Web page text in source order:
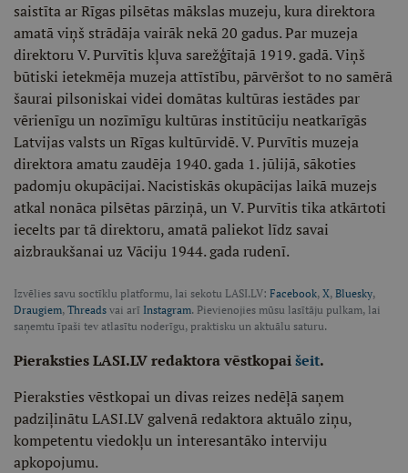
saistīta ar Rīgas pilsētas mākslas muzeju, kura direktora
amatā viņš strādāja vairāk nekā 20 gadus. Par muzeja
direktoru V. Purvītis kļuva sarežģītajā 1919. gadā. Viņš
būtiski ietekmēja muzeja attīstību, pārvēršot to no samērā
šaurai pilsoniskai videi domātas kultūras iestādes par
vērienīgu un nozīmīgu kultūras institūciju neatkarīgās
Latvijas valsts un Rīgas kultūrvidē. V. Purvītis muzeja
direktora amatu zaudēja 1940. gada 1. jūlijā, sākoties
padomju okupācijai. Nacistiskās okupācijas laikā muzejs
atkal nonāca pilsētas pārziņā, un V. Purvītis tika atkārtoti
iecelts par tā direktoru, amatā paliekot līdz savai
aizbraukšanai uz Vāciju 1944. gada rudenī.
Izvēlies savu soctīklu platformu, lai sekotu LASI.LV: Facebook, X, Bluesky,
Draugiem, Threads vai arī Instagram. Pievienojies mūsu lasītāju pulkam, lai
saņemtu īpaši tev atlasītu noderīgu, praktisku un aktuālu saturu.
Pieraksties LASI.LV redaktora vēstkopaišeit.
Pieraksties vēstkopai un divas reizes nedēļā saņem
padziļinātu LASI.LV galvenā redaktora aktuālo ziņu,
kompetentu viedokļu un interesantāko interviju
apkopojumu.